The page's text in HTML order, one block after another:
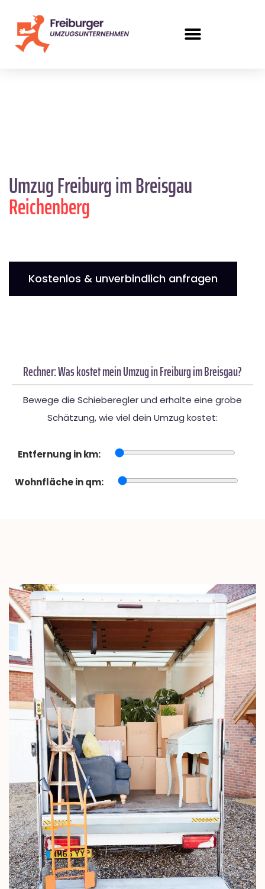
Umzug Freiburg im Breisgau
Reichenberg
Kostenlos & unverbindlich anfragen
Rechner: Was kostet mein Umzug in Freiburg im Breisgau?
Bewege die Schieberegler und erhalte eine grobe
Schätzung, wie viel dein Umzug kostet:
Entfernung in km:
Wohnfläche in qm: